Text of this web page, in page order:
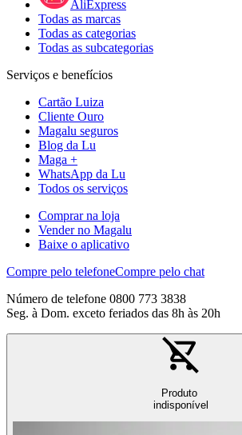
AliExpress
Todas as marcas
Todas as categorias
Todas as subcategorias
Serviços e benefícios
Cartão Luiza
Cliente Ouro
Magalu seguros
Blog da Lu
Maga +
WhatsApp da Lu
Todos os serviços
Comprar na loja
Vender no Magalu
Baixe o aplicativo
Compre pelo telefoneCompre pelo chat
Número de telefone 0800 773 3838
Seg. à Dom. exceto feriados das 8h às 20h
Produto
indisponível